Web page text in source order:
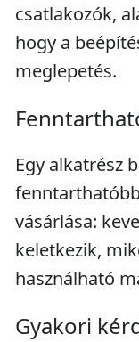
csatlakozók,
hogy a
meglepetés.
Egy alkatrész
vásárlása:
keletkezik,
használható
Gyakori